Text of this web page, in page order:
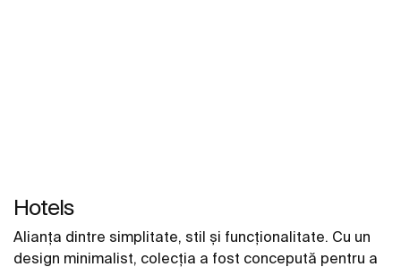
Hotels
Alianța dintre simplitate, stil și funcționalitate. Cu un
design minimalist, colecția a fost concepută pentru a